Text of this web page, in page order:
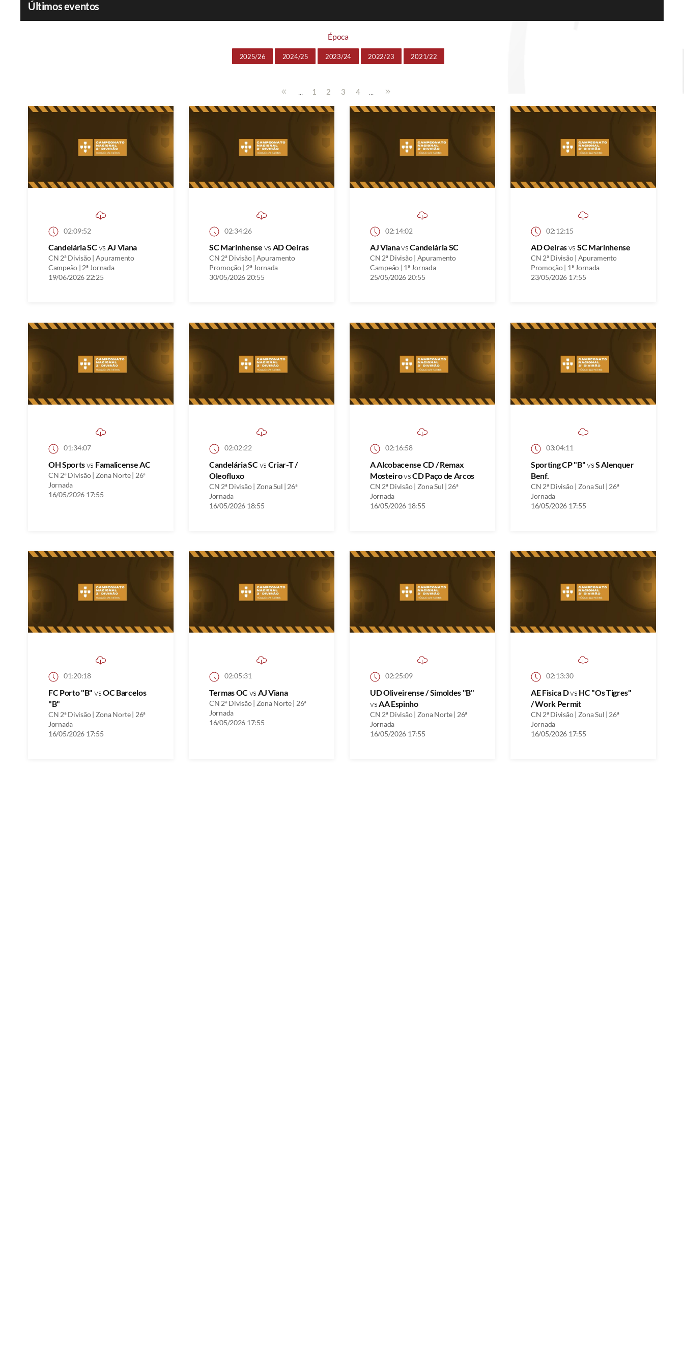
Últimos eventos
Época
2025/26 2024/25 2023/24 2022/23 2021/22
... 1 2 3 4 ...
02:09:52
Candelária SCvs AJ Viana
CN 2ª Divisão | Apuramento
Campeão | 2ª Jornada
19/06/2026 22:25
02:34:26
SC Marinhense vs AD Oeiras
CN 2ª Divisão | Apuramento
Promoção | 2ª Jornada
30/05/2026 20:55
02:14:02
AJ VianavsCandelária SC
CN 2ª Divisão | Apuramento
Campeão | 1ª Jornada
25/05/2026 20:55
02:12:15
AD Oeirasvs SC Marinhense
CN 2ª Divisão | Apuramento
Promoção | 1ª Jornada
23/05/2026 17:55
01:34:07
OH Sportsvs Famalicense AC
CN 2ª Divisão | Zona Norte | 26ª
Jornada
16/05/2026 17:55
02:02:22
Candelária SCvs Criar-T /
Oleofluxo
CN 2ª Divisão | Zona Sul | 26ª
Jornada
16/05/2026 18:55
02:16:58
A Alcobacense CD / Remax
MosteirovsCD Paço de Arcos
CN 2ª Divisão | Zona Sul | 26ª
Jornada
16/05/2026 18:55
03:04:11
Sporting CP "B"vsS Alenquer
Benf.
CN 2ª Divisão | Zona Sul | 26ª
Jornada
16/05/2026 17:55
01:20:18
FC Porto "B" vsOC Barcelos
"B"
CN 2ª Divisão | Zona Norte | 26ª
Jornada
16/05/2026 17:55
02:05:31
Termas OCvs AJ Viana
CN 2ª Divisão | Zona Norte | 26ª
Jornada
16/05/2026 17:55
02:25:09
UD Oliveirense / Simoldes "B"
vsAA Espinho
CN 2ª Divisão | Zona Norte | 26ª
Jornada
16/05/2026 17:55
02:13:30
AE Fisica Dvs HC "Os Tigres"
/ Work Permit
CN 2ª Divisão | Zona Sul | 26ª
Jornada
16/05/2026 17:55